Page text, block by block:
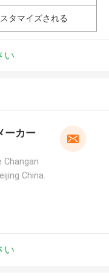
タマイズされる
い
ーカー
Changan
China.
い